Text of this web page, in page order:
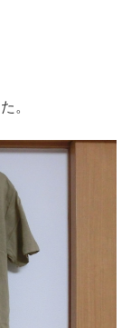
。